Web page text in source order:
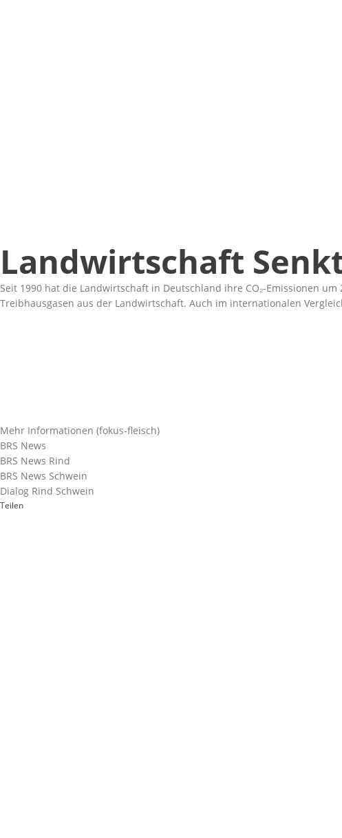
Landwirtschaft
Seit 1990 hat die Landwirtschaft in Deutschland ihre CO₂-Emissionen
Treibhausgasen aus der Landwirtschaft. Auch im internationalen
Mehr Informationen (fokus-fleisch)
BRS News
BRS News Rind
BRS News Schwein
Dialog Rind Schwein
Teilen